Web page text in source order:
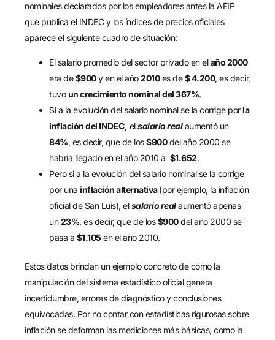
nominales declarados por los empleadores antes la AFIP
que publica el INDEC y los índices de precios oficiales
aparece el siguiente cuadro de situación:
El salario promedio del sector privado en elaño 2000
era de$900y en el año2010es de$ 4.200, es decir,
tuvoun crecimiento nominal del 367%.
Si a la evolución del salario nominal se la corrige porla
inflación del INDEC, elsalario realaumentó un
84%, es decir, que de los$900del año 2000 se
habría llegado en el año 2010 a $1.652.
Pero si a la evolución del salario nominal se la corrige
por una inflación alternativa(por ejemplo, la inflación
oficial de San Luis), elsalario realaumentó apenas
un23%, es decir, que de los$900del año 2000 se
pasa a $1.105 en el año 2010.
Estos datos brindan un ejemplo concreto de cómo la
manipulación del sistema estadístico oficial genera
incertidumbre, errores de diagnóstico y conclusiones
equivocadas. Por no contar con estadísticas rigurosas sobre
inflación se deforman las mediciones más básicas, como la